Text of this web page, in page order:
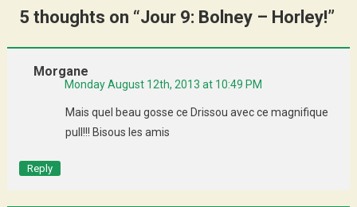
5 thoughts on “Jour 9: Bolney – Horley!”
Morgane
Monday August 12th, 2013 at 10:49 PM
Mais quel beau gosse ce Drissou avec ce magnifique
pull!!! Bisous les amis
Reply